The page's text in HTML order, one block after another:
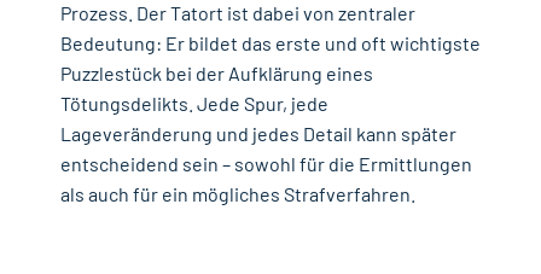
Prozess. Der Tatort ist dabei von zentraler
Bedeutung: Er bildet das erste und oft wichtigste
Puzzlestück bei der Aufklärung eines
Tötungsdelikts. Jede Spur, jede
Lageveränderung und jedes Detail kann später
entscheidend sein – sowohl für die Ermittlungen
als auch für ein mögliches Strafverfahren.